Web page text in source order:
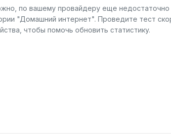
по вашему провайдеру еще недостаточно
"Домашний интернет". Проведите тест
чтобы помочь обновить статистику.